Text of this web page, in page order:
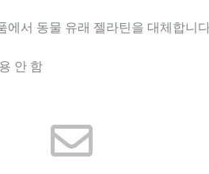
에서 동물 유래 젤라틴을 대체합니
안 함